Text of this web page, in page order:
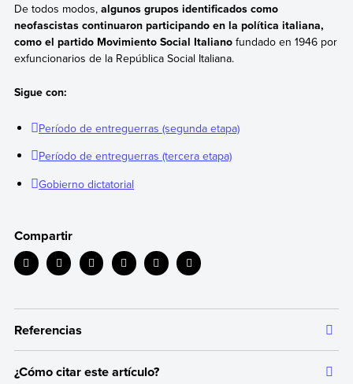
De todos modos, algunos grupos identificados como
neofascistas continuaron participando en la política italiana,
como el partido Movimiento Social Italianofundado en 1946 por
exfuncionarios de la República Social Italiana.
Sigue con:
Período de entreguerras (segunda etapa)
Período de entreguerras (tercera etapa)
Gobierno dictatorial
Compartir
Referencias
Toda la información que ofrecemos está respaldada por
¿Cómo citar este artículo?